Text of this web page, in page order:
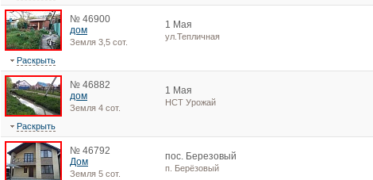
№ 46900
дом
Земля 3,5 сот.
1 Мая
ул.Тепличная
Раскрыть
№ 46882
дом
Земля 4 сот.
1 Мая
НСТ Урожай
Раскрыть
№ 46792
Дом
Земля 5 сот.
пос. Березовый
п. Берёзовый